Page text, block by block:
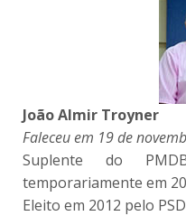
João Almir Troyner
Faleceu em 19 de
Suplente do
temporariamente em
Eleito em 2012 pelo